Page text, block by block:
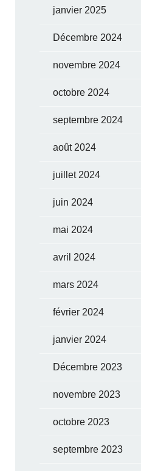
janvier 2025
Décembre 2024
novembre 2024
octobre 2024
septembre 2024
août 2024
juillet 2024
juin 2024
mai 2024
avril 2024
mars 2024
février 2024
janvier 2024
Décembre 2023
novembre 2023
octobre 2023
septembre 2023